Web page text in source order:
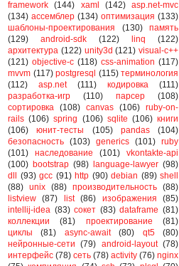
framework (144) xaml (142) asp.net-mvc
(134) ассемблер (134) оптимизация (133)
шаблоны-проектирования
(130)
память
(129)
android-sdk (122) linq
(122)
архитектура (122) unity3d (121) visual-c++
(121) objective-c (118) css-animation (117)
mvvm (117) postgresql (115) терминология
(112)
asp.net (111) кодировка
(111)
разработка-игр
(110) парсер
(108)
сортировка
(108) canvas (106) ruby-on-
rails (106) spring (106) sqlite (106) книги
(106)
юнит-тесты (105) pandas
(104)
безопасность (103) generics (101) ruby
(101)
наследование (101)
vkontakte-api
(100) bootstrap (98) language-lawyer (98)
dll (93) gcc (91) http (90) debian (89) shell
(88) unix (88) производительность (88)
listview
(87) list (86) изображения
(85)
intellij-idea (83) сокет (83) dataframe (81)
коллекции
(81) проектирование
(81)
циклы
(81) async-await (80) qt5
(80)
нейронные-сети (79) android-layout (78)
интерфейс (78) сеть (78) activity (76) nginx